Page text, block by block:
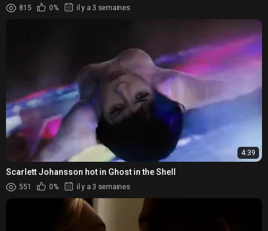
815 0% il y a 3 semaines
4:39
Scarlett Johansson hot in Ghost in the Shell
551 0% il y a 3 semaines